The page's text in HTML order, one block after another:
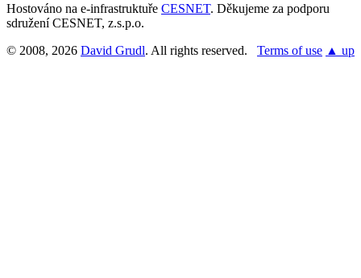
Hostováno na e-infrastruktuře CESNET. Děkujeme za podporu
sdružení CESNET, z.s.p.o.
© 2008, 2026 David Grudl. All rights reserved. Terms of use ▲ up